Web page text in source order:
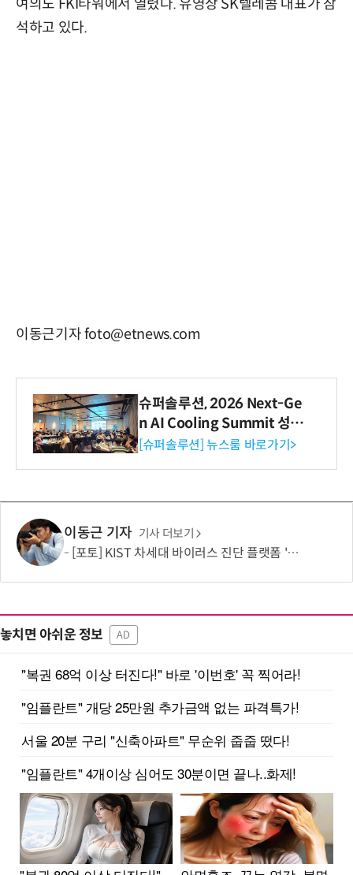
여의도 FKI타워에서 열렸다. 유영상 SK텔레콤 대표가 참
석하고 있다.
이동근기자 foto@etnews.com
슈퍼솔루션, 2026 Next-Ge
n AI Cooling Summit 성황
리 성료
[슈퍼솔루션] 뉴스룸 바로가기>
이동근 기자 기사 더보기
[포토] KIST 차세대 바이러스 진단 플랫폼 '퓨전 어세이' 개발
놓치면 아쉬운 정보 AD